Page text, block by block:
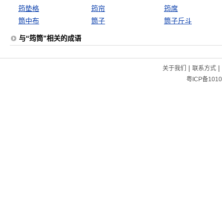
筠垫格 筠帘
筠席
筒中布
筒子 筒子斤斗
与“筠筒”相关的成语
关于我们 | 联系方式|
粤ICP备